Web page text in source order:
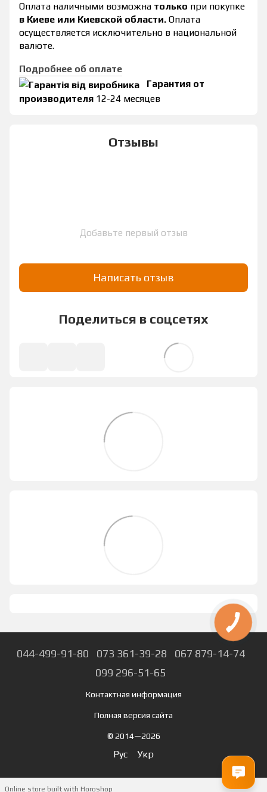
Оплата наличными возможна только при покупке
в Киеве или Киевской области. Оплата
осуществляется исключительно в национальной
валюте.
Подробнее об оплате
Гарантия от
производителя 12-24 месяцев
Отзывы
Добавьте первый отзыв
Написать отзыв
Поделиться в соцсетях
044-499-91-80 073 361-39-28
067 879-14-74
099 296-51-65
Контактная информация
Полная версия сайта
© 2014—2026
Рус Укр
Online store built with Horoshop